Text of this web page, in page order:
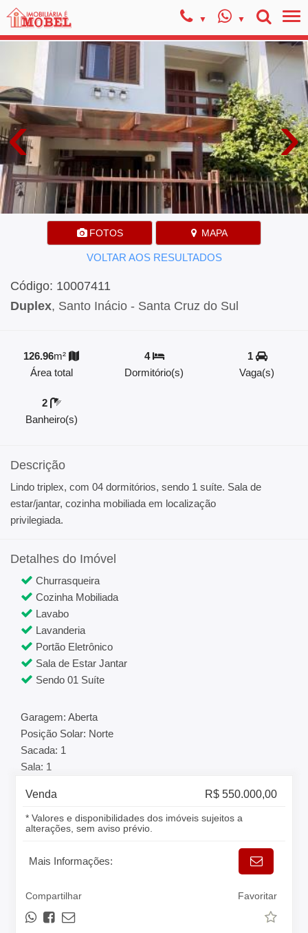
‹ ›
FOTOS MAPA
VOLTAR AOS RESULTADOS
Código: 10007411
Duplex, Santo Inácio - Santa Cruz do Sul
126.96m²
Área total
4
Dormitório(s)
1
Vaga(s)
2
Banheiro(s)
Descrição
Lindo triplex, com 04 dormitórios, sendo 1 suíte. Sala de
estar/jantar, cozinha mobiliada em localização
privilegiada.
Detalhes do Imóvel
Churrasqueira
Cozinha Mobiliada
Lavabo
Lavanderia
Portão Eletrônico
Sala de Estar Jantar
Sendo 01 Suíte
Garagem: Aberta
Posição Solar: Norte
Sacada: 1
Sala: 1
Venda R$ 550.000,00
* Valores e disponibilidades dos imóveis sujeitos a
alterações, sem aviso prévio.
Mais Informações:
Compartilhar Favoritar